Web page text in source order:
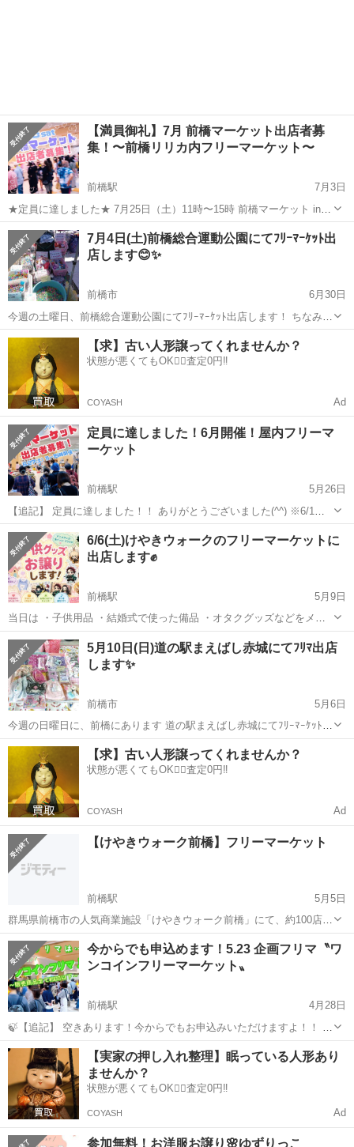
【満員御礼】7月 前橋マーケット出店者募
集！〜前橋リリカ内フリーマーケット〜
前橋駅
7月3日
★定員に達しました★ 7月25日（土）11時〜15時 前橋マーケット in
前橋リリカ2F 』 ※イベントとして開催のため15時までいてくださる
方限定！ 〜お申込みは直接〝Handmade Rocca〟へ〜 （前橋...
群馬 前橋市 前橋駅 フリーマーケット
7月4日(土)前橋総合運動公園にてﾌﾘｰﾏｰｹｯﾄ出
店します😊✨
前橋市
6月30日
今週の土曜日、前橋総合運動公園にてﾌﾘｰﾏｰｹｯﾄ出店します！ ちなみ
に…8月は暑いので、出店はしませんꉂ🤣𐤔 雑貨など販売予定です！ 写
真には🌽とうもろこしを掲載していますが、当日販売はしますが虫食
いのとうもろこ...
群馬 前橋市 フリーマーケット とうもろこし
【求】古い人形譲ってくれませんか？
状態が悪くてもOK🙆‍♀️査定0円‼️
COYASH Ad
定員に達しました！6月開催！屋内フリーマ
ーケット
前橋駅
5月26日
【追記】 定員に達しました！！ ありがとうございました(^^) ※6/1時
点キャンセル待ちも厳しいですm(_ _)m 『前橋マーケット in 前橋リリ
カ2F 』 ★6月27日（土）11時〜15時 ※イベントとして開催のた...
群馬 前橋市 前橋駅 フリーマーケット
6/6(土)けやきウォークのフリーマーケットに
出店します✊
前橋駅
5月9日
当日は ・子供用品 ・結婚式で使った備品 ・オタクグッズなどをメイ
ンにお譲りを考えてます✨ わかりやすいように目印を立てておくの
で、気になった方は声をかけていただけると嬉しいです♡
群馬 前橋市 前橋駅 フリーマーケット オタク
5月10日(日)道の駅まえばし赤城にてﾌﾘﾏ出店
します✨
前橋市
5月6日
今週の日曜日に、前橋にあります 道の駅まえばし赤城にてﾌﾘｰﾏｰｹｯﾄ出
店します✨ 赤城の道の駅では何度か開催しているようですが、今回初
めての出店となります😊🎶 17号沿いで、分かりやすい所にあります！
子ども...
群馬 前橋市 フリーマーケット 道の駅
【求】古い人形譲ってくれませんか？
状態が悪くてもOK🙆‍♀️査定0円‼️
COYASH Ad
【けやきウォーク前橋】フリーマーケット
前橋駅
5月5日
群馬県前橋市の人気商業施設「けやきウォーク前橋」にて、約100店舗
が出店するフリーマーケットが開催されます！会場はアピタ側の立体
駐車場4階。 屋根付きだから、雨の日でも暑い日でも安心♪ 開催時間は
9時〜13時で、JR前橋駅...
群馬 前橋市 前橋駅 フリーマーケット 掘り出し物
今からでも申込めます！5.23 企画フリマ〝ワ
ンコインフリーマーケット〟
前橋駅
4月28日
🍃【追記】 空きあります！今からでもお申込みいただけますよ！！ 事
前搬入期間中なので、〜前日の22日でしたら、 品物や什器も持ち込
め、設置可能(^^) 23日当日は楽にお越しいただけますよ！ ここ数日、
毎日お申込みいた...
群馬 前橋市 前橋駅 フリーマーケット
【実家の押し入れ整理】眠っている人形あり
ませんか？
状態が悪くてもOK🙆‍♀️査定0円‼️
COYASH Ad
参加無料！お洋服お譲り🌸ゆずりっこ